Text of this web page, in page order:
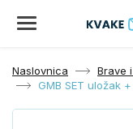
Naslovnica Brave
GMB SET uložak